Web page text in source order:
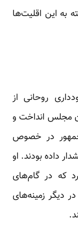
به این اقلیت‌ها
روحانی از
مجلس انداخت و
در خصوص
داده بودند. او
که در گام‌های
دیگر زمینه‌های